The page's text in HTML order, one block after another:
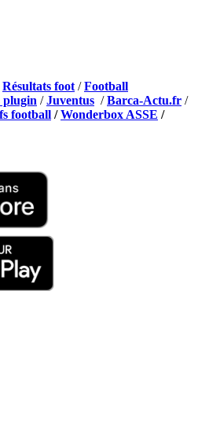
Résultats foot /Football
plugin /Juventus /Barca-Actu.fr /
football /Wonderbox ASSE /